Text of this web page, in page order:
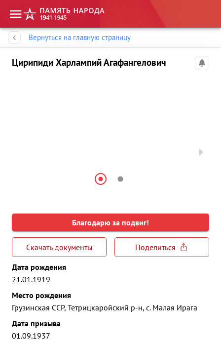
Вернуться на главную страницу
Цирипиди Харлампий Агафангелович
Благодарю за подвиг!
Скачать документы
Поделиться
Дата рождения
21.01.1919
Место рождения
Грузинская ССР, Тетрицкаройский р-н, с. Малая Ирага
Дата призыва
01.09.1937
Память народа